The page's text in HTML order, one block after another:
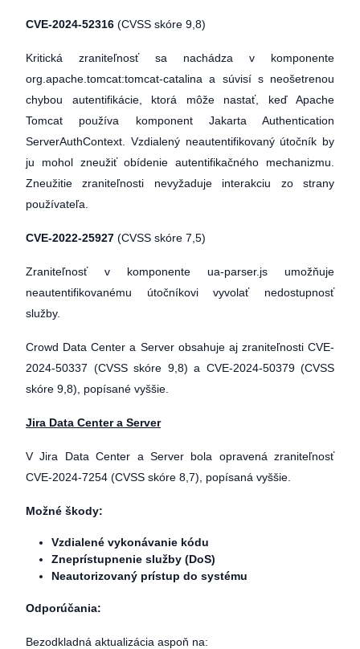
CVE-2024-52316 (CVSS skóre 9,8)
Kritická zraniteľnosť sa nachádza v komponente
org.apache.tomcat:tomcat-catalina a súvisí s neošetrenou
chybou autentifikácie, ktorá môže nastať, keď Apache
Tomcat používa komponent Jakarta Authentication
ServerAuthContext. Vzdialený neautentifikovaný útočník by
ju mohol zneužiť obídenie autentifikačného mechanizmu.
Zneužitie zraniteľnosti nevyžaduje interakciu zo strany
používateľa.
CVE-2022-25927 (CVSS skóre 7,5)
Zraniteľnosť v komponente ua-parser.js umožňuje
neautentifikovanému útočníkovi vyvolať nedostupnosť
služby.
Crowd Data Center a Server obsahuje aj zraniteľnosti CVE-
2024-50337 (CVSS skóre 9,8) a CVE-2024-50379 (CVSS
skóre 9,8), popísané vyššie.
Jira Data Center a Server
V Jira Data Center a Server bola opravená zraniteľnosť
CVE-2024-7254 (CVSS skóre 8,7), popísaná vyššie.
Možné škody:
Vzdialené vykonávanie kódu
Zneprístupnenie služby (DoS)
Neautorizovaný prístup do systému
Odporúčania:
Bezodkladná aktualizácia aspoň na: